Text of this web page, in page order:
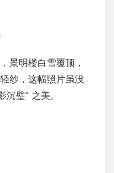
景明楼白雪覆顶，
纱，这幅照片虽没
璧” 之美。